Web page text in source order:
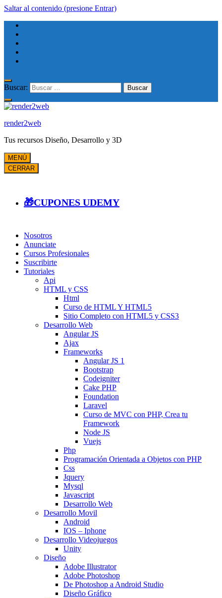
Saltar al contenido (presione Entrar)
Buscar:
render2web
Tus recursos Diseño, Desarrollo y 3D
MENÚ
CERRAR
🎁CUPONES UDEMY
Nosotros
Anunciate
Cursos Profesionales
Suscribirte
Tutoriales
Api
HTML y CSS
Html
Curso de HTML Y HTML5
Sitio Completo con HTML5 y CSS3
Desarrollo Web
Angular JS
Ajax
Frameworks
Angular JS 1
Bootstrap
Codeigniter
Cake PHP
Foundation
Laravel
Curso de MVC con PHP, Crea tu
Framework
Node JS
Vuejs
Php
Programación Orientada a Objetos con PHP
Css
Jquery
Mysql
Javascript
Desarrollo Web
Desarrollo Movil
Android
IOS – Iphone
Desarrollo Videojuegos
Unity
Diseño
Adobe Illustrator
Adobe Photoshop
De Photoshop a Android Studio
Diseño Gráfico